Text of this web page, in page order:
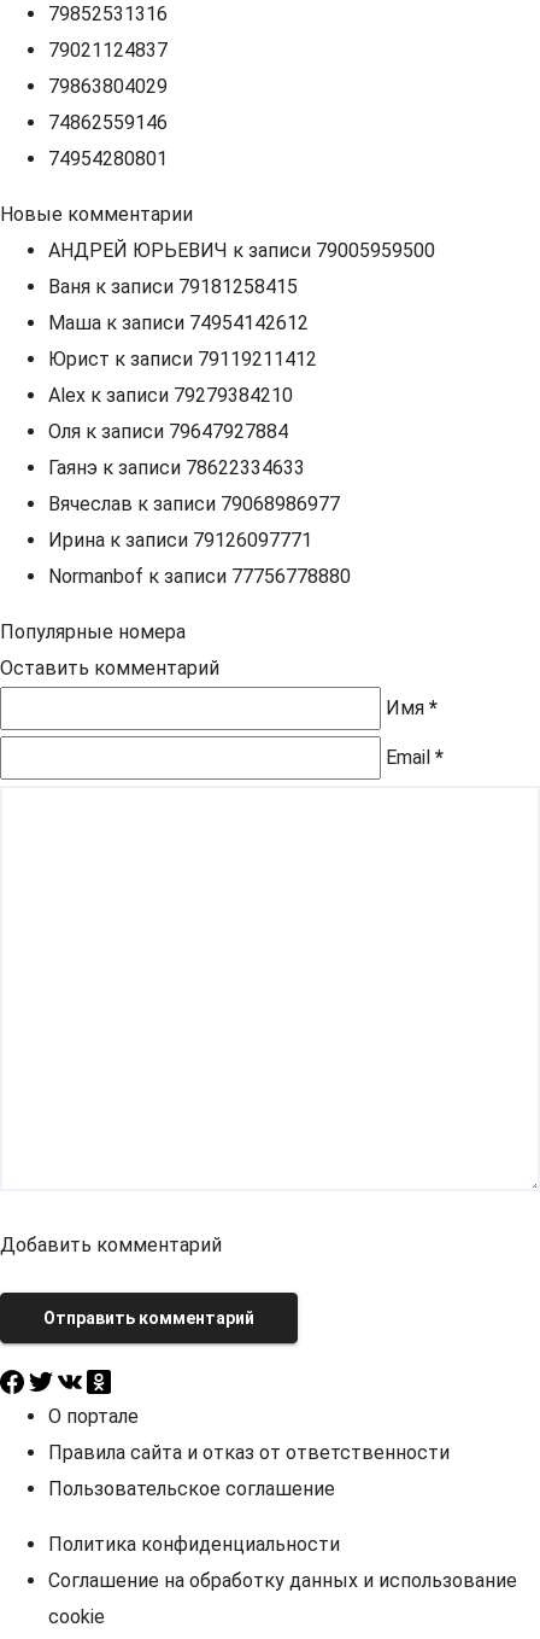
79852531316
79021124837
79863804029
74862559146
74954280801
Новые комментарии
АНДРЕЙ ЮРЬЕВИЧ к записи 79005959500
Ваня к записи 79181258415
Маша к записи 74954142612
Юрист к записи 79119211412
Alex к записи 79279384210
Оля к записи 79647927884
Гаянэ к записи 78622334633
Вячеслав к записи 79068986977
Ирина к записи 79126097771
Normanbof к записи 77756778880
Популярные номера
Оставить комментарий
Имя *
Email *
Добавить комментарий
Отправить комментарий
О портале
Правила сайта и отказ от ответственности
Пользовательское соглашение
Политика конфиденциальности
Соглашение на обработку данных и использование
cookie